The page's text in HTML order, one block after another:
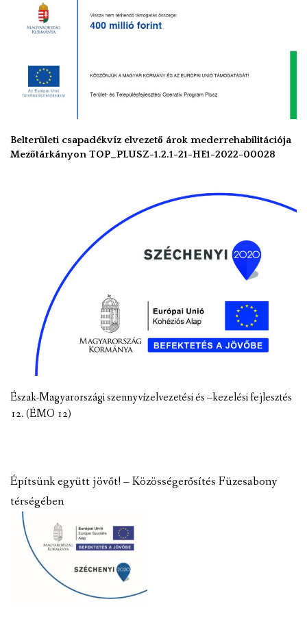
Belterületi csapadékvíz elvezető árok mederrehabilitációja
Mezőtárkányon TOP_PLUSZ-1.2.1-21-HE1-2022-00028
Észak-Magyarországi szennyvízelvezetési és –kezelési fejlesztés
12. (ÉMO 12)
Építsünk együtt jövőt! – Közösségerősítés Füzesabony
térségében